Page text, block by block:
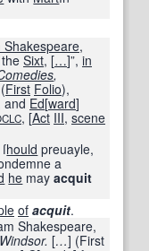
Shakespeare,
the Sixt, […]”, in
,
(First Folio),
and Ed[ward]
, [Act III, scene
ſhould preuayle,
a
he mayacquit
of acquit.
Shakespeare,
[…] (First